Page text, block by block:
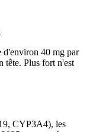
d'environ 40 mg par
tête. Plus fort n'est
CYP3A4), les